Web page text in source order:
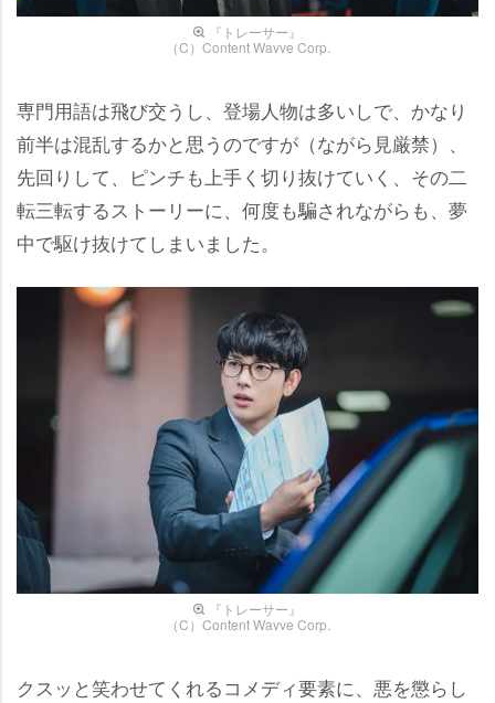
『トレーサー』
（C）Content Wavve Corp.
専門用語は飛び交うし、登場人物は多いしで、かなり
前半は混乱するかと思うのですが（ながら見厳禁）、
先回りして、ピンチも上手く切り抜けていく、その二
転三転するストーリーに、何度も騙されながらも、夢
中で駆け抜けてしまいました。
『トレーサー』
（C）Content Wavve Corp.
クスッと笑わせてくれるコメディ要素に、悪を懲らし